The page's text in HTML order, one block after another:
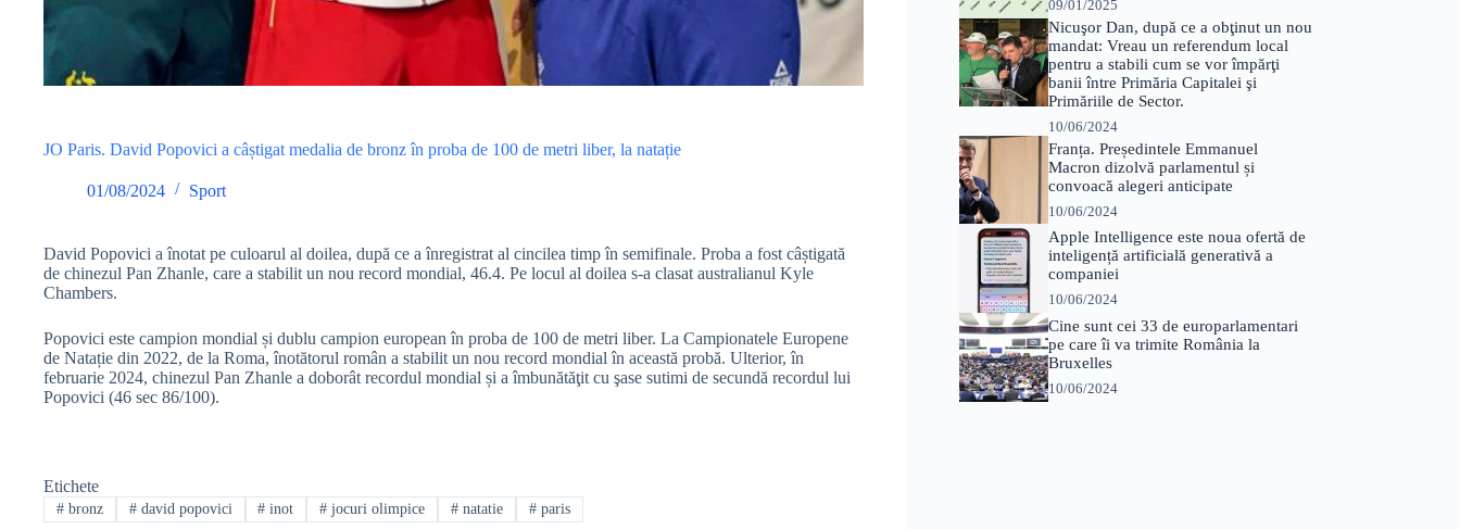
JO Paris. David Popovici a câștigat medalia de bronz în proba de 100 de metri liber, la natație
01/08/2024 Sport
David Popovici a înotat pe culoarul al doilea, după ce a înregistrat al cincilea timp în semifinale. Proba a fost câștigată
de chinezul Pan Zhanle, care a stabilit un nou record mondial, 46.4. Pe locul al doilea s-a clasat australianul Kyle
Chambers.
Popovici este campion mondial și dublu campion european în proba de 100 de metri liber. La Campionatele Europene
de Natație din 2022, de la Roma, înotătorul român a stabilit un nou record mondial în această probă. Ulterior, în
februarie 2024, chinezul Pan Zhanle a doborât recordul mondial și a îmbunătăţit cu şase sutimi de secundă recordul lui
Popovici (46 sec 86/100).
Etichete
#bronz #david popovici # inot # jocuri olimpice # natatie #paris
09/01/2025
Nicuşor Dan, după ce a obţinut un nou
mandat: Vreau un referendum local
pentru a stabili cum se vor împărţi
banii între Primăria Capitalei şi
Primăriile de Sector.
10/06/2024
Franța. Președintele Emmanuel
Macron dizolvă parlamentul și
convoacă alegeri anticipate
10/06/2024
Apple Intelligence este noua ofertă de
inteligență artificială generativă a
companiei
10/06/2024
Cine sunt cei 33 de europarlamentari
pe care îi va trimite România la
Bruxelles
10/06/2024